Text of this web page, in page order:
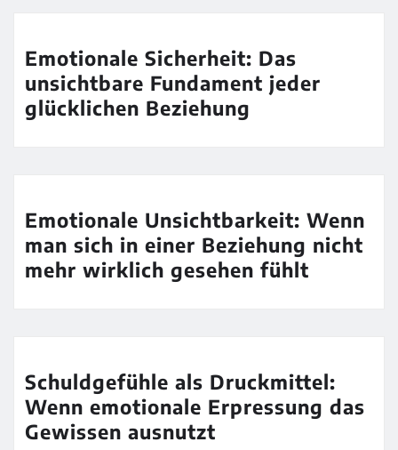
Emotionale Sicherheit: Das
unsichtbare Fundament jeder
glücklichen Beziehung
Emotionale Unsichtbarkeit: Wenn
man sich in einer Beziehung nicht
mehr wirklich gesehen fühlt
Schuldgefühle als Druckmittel:
Wenn emotionale Erpressung das
Gewissen ausnutzt